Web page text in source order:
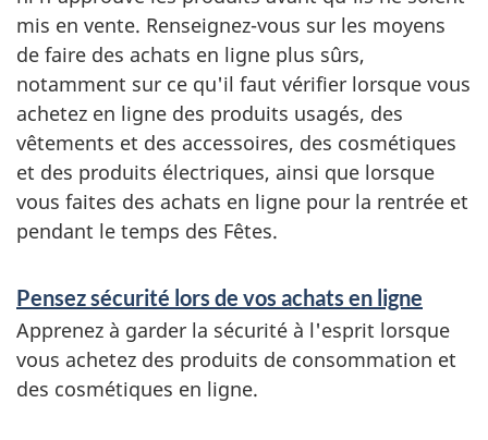
mis en vente. Renseignez-vous sur les moyens
de faire des achats en ligne plus sûrs,
notamment sur ce qu'il faut vérifier lorsque vous
achetez en ligne des produits usagés, des
vêtements et des accessoires, des cosmétiques
et des produits électriques, ainsi que lorsque
vous faites des achats en ligne pour la rentrée et
pendant le temps des Fêtes.
Pensez sécurité lors de vos achats en ligne
Apprenez à garder la sécurité à l'esprit lorsque
vous achetez des produits de consommation et
des cosmétiques en ligne.